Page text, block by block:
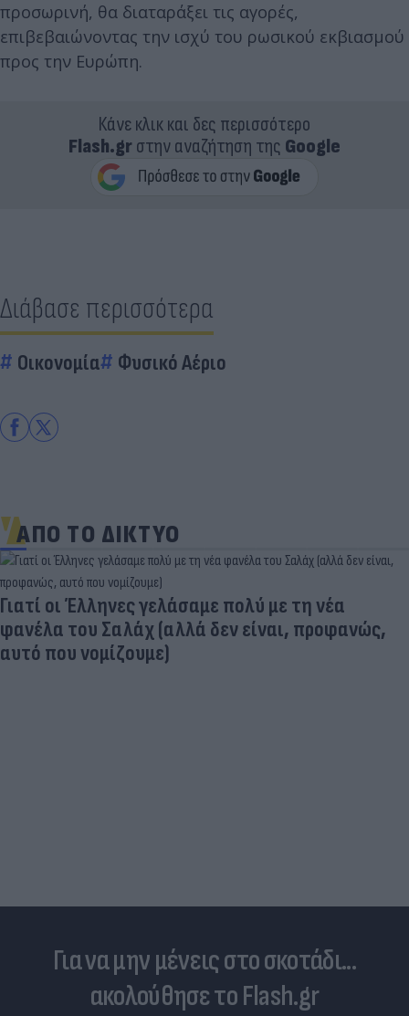
προσωρινή, θα διαταράξει τις αγορές,
επιβεβαιώνοντας την ισχύ του ρωσικού εκβιασμού
προς την Ευρώπη.
Κάνε κλικ και δες περισσότερο
Flash.grστην αναζήτηση της Google
Διάβασε περισσότερα
Οικονομία Φυσικό Αέριο
ΑΠΟ ΤΟ ΔΙΚΤΥΟ
Γιατί οι Έλληνες γελάσαμε πολύ με τη νέα
φανέλα του Σαλάχ (αλλά δεν είναι, προφανώς,
αυτό που νομίζουμε)
Για να μην μένεις στο σκοτάδι...
ακολούθησε το Flash.gr